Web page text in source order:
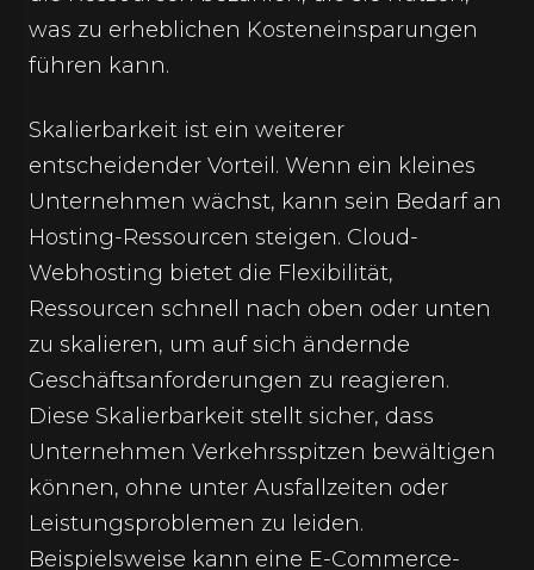
was zu erheblichen Kosteneinsparungen
führen kann.
Skalierbarkeit ist ein weiterer
entscheidender Vorteil. Wenn ein kleines
Unternehmen wächst, kann sein Bedarf an
Hosting-Ressourcen steigen. Cloud-
Webhosting bietet die Flexibilität,
Ressourcen schnell nach oben oder unten
zu skalieren, um auf sich ändernde
Geschäftsanforderungen zu reagieren.
Diese Skalierbarkeit stellt sicher, dass
Unternehmen Verkehrsspitzen bewältigen
können, ohne unter Ausfallzeiten oder
Leistungsproblemen zu leiden.
Beispielsweise kann eine E-Commerce-